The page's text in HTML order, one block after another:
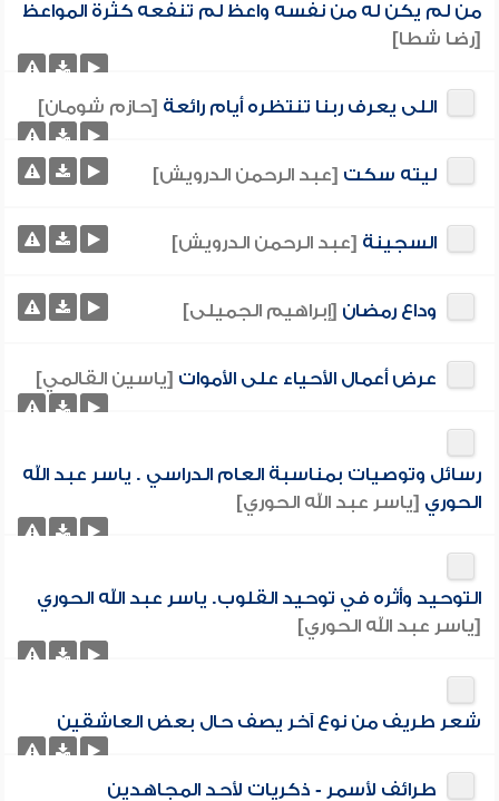
من لم يكن له من نفسه واعظ لم تنفعه كثرة المواعظ
[رضا شطا]
اللى يعرف ربنا تنتظره أيام رائعة [حازم شومان]
ليته سكت [عبد الرحمن الدرويش]
السجينة [عبد الرحمن الدرويش]
وداع رمضان [إبراهيم الجميلى]
عرض أعمال الأحياء على الأموات [ياسين القالمي]
رسائل وتوصيات بمناسبة العام الدراسي . ياسر عبد الله
الحوري [ياسر عبد الله الحوري]
التوحيد وأثره في توحيد القلوب. ياسر عبد الله الحوري
[ياسر عبد الله الحوري]
شعر طريف من نوع آخر يصف حال بعض العاشقين
طرائف لأسمر - ذكريات لأحد المجاهدين